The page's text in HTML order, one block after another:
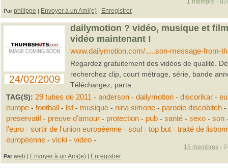
Par philippe | Envoyer à un Ami(e) | Enregistrer
1 membre -
24/02/2009
dailymotion ? vidéo, musique et
vidéo maintenant !
www.dailymotion.com/.....son-message-from-
Regardez gratuitement des vidéos de qualité.
recherchez clip, court métrage, série, bande
Téléchargez, parta...
TAG(S): 29 tubes de 2011 - anderson - dailymotion - discorikar -
europe - football - lsf- musique - nina simone - parodie discobitch -
preservatif- preuve d'amour - protection - pub - santé - sexo - son
l'euro - sortir de l'union européenne - soul - top but - traité de
européenne - vicki - video -
Par web | Envoyer à un Ami(e) | Enregistrer
15 membres-